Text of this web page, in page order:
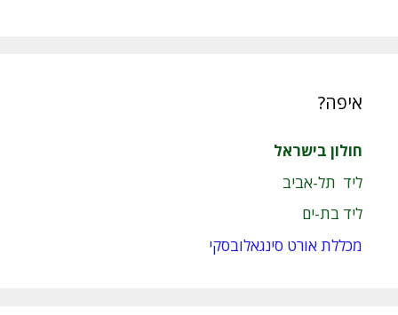
איפה?
חולון בישראל
ליד תל-אביב
ליד בת-ים
מכללת אורט סינגאלובסקי